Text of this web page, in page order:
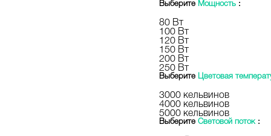
Выберите Мощность :
80 Вт
100 Вт
120 Вт
150 Вт
200 Вт
250 Вт
Выберите Цветовая
3000 кельвинов
4000 кельвинов
5000 кельвинов
Выберите Световой поток :